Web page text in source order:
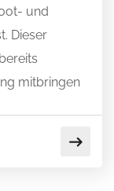
und
Dieser
mitbringen